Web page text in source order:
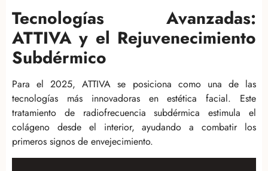
Tecnologías Avanzadas:
ATTIVA y el Rejuvenecimiento
Subdérmico
Para el 2025, ATTIVA se posiciona como una de las
tecnologías más innovadoras en estética facial. Este
tratamiento de radiofrecuencia subdérmica estimula el
colágeno desde el interior, ayudando a combatir los
primeros signos de envejecimiento.